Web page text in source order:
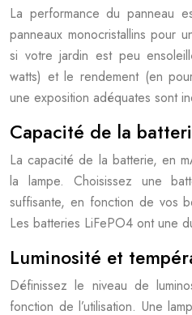
La performance du panneau
panneaux monocristallins pour
si votre jardin est peu
watts) et le rendement (en
une exposition adéquates sont
Capacité de la
La capacité de la batterie, en
la lampe. Choisissez une
suffisante, en fonction de vos
Les batteries LiFePO4 ont une
Luminosité et
Définissez le niveau de
fonction de l’utilisation. Une